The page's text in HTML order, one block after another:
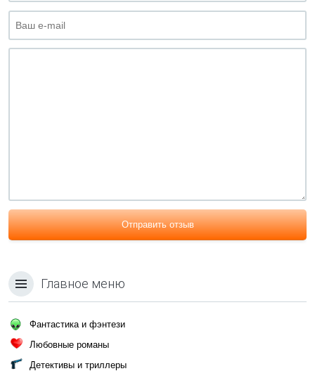
Отправить отзыв
Главное меню
Фантастика и фэнтези
Любовные романы
Детективы и триллеры